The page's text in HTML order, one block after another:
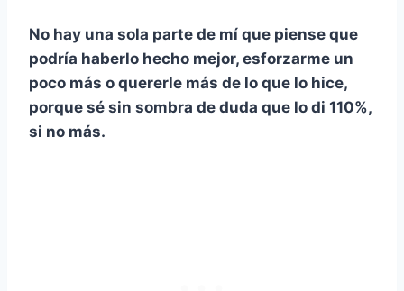
No hay una sola parte de mí que piense que
podría haberlo hecho mejor, esforzarme un
poco más o quererle más de lo que lo hice,
porque sé sin sombra de duda que lo di 110%,
si no más.